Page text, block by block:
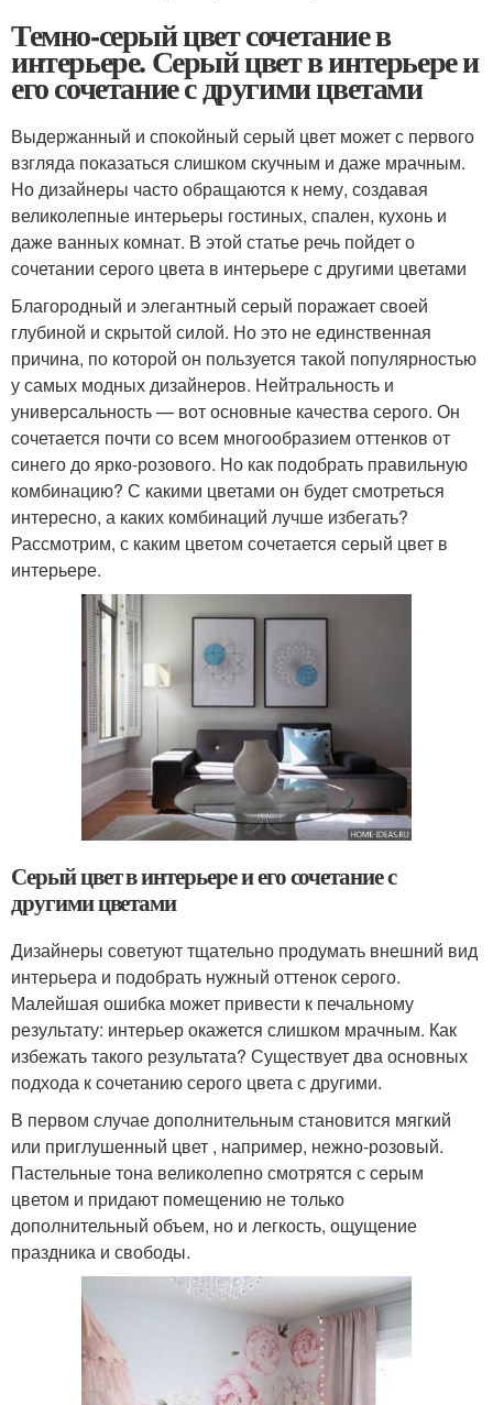
Темно-серый цвет сочетание в
интерьере. Серый цвет в интерьере и
его сочетание с другими цветами
Выдержанный и спокойный серый цвет может с первого
взгляда показаться слишком скучным и даже мрачным.
Но дизайнеры часто обращаются к нему, создавая
великолепные интерьеры гостиных, спален, кухонь и
даже ванных комнат. В этой статье речь пойдет о
сочетании серого цвета в интерьере с другими цветами
Благородный и элегантный серый поражает своей
глубиной и скрытой силой. Но это не единственная
причина, по которой он пользуется такой популярностью
у самых модных дизайнеров. Нейтральность и
универсальность — вот основные качества серого. Он
сочетается почти со всем многообразием оттенков от
синего до ярко-розового. Но как подобрать правильную
комбинацию? С какими цветами он будет смотреться
интересно, а каких комбинаций лучше избегать?
Рассмотрим, с каким цветом сочетается серый цвет в
интерьере.
Серый цвет в интерьере и его сочетание с
другими цветами
Дизайнеры советуют тщательно продумать внешний вид
интерьера и подобрать нужный оттенок серого.
Малейшая ошибка может привести к печальному
результату: интерьер окажется слишком мрачным. Как
избежать такого результата? Существует два основных
подхода к сочетанию серого цвета с другими.
В первом случае дополнительным становится мягкий
или приглушенный цвет , например, нежно-розовый.
Пастельные тона великолепно смотрятся с серым
цветом и придают помещению не только
дополнительный объем, но и легкость, ощущение
праздника и свободы.